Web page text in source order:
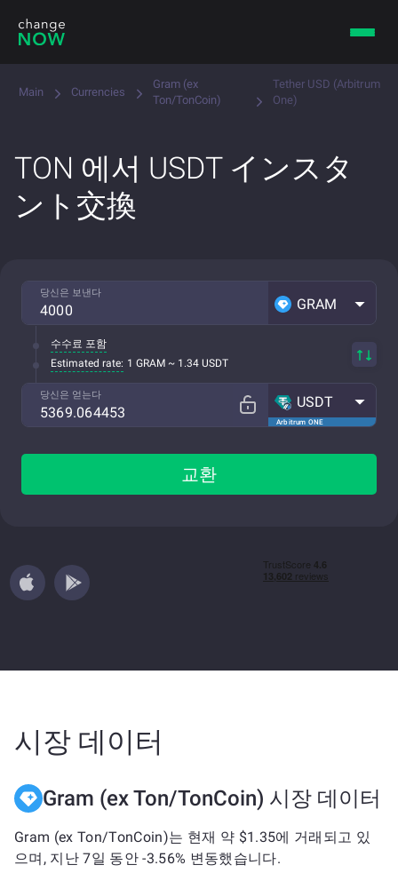
Main Currencies
Gram (ex
Ton/TonCoin)
Tether USD (Arbitrum
One)
TON 에서 USDT インスタ
ント交換
당신은 보낸다
GRAM
수수료 포함
Estimated rate: 1 GRAM ~ 1.34 USDT
당신은 얻는다
Arbitrum ONE
USDT
교환
시장 데이터
Gram (ex Ton/TonCoin) 시장 데이터
Gram (ex Ton/TonCoin)는 현재 약 $1.35에 거래되고 있
으며, 지난 7일 동안 -3.56% 변동했습니다.